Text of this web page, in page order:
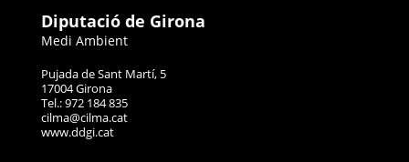
Diputació de Girona
Medi Ambient
Pujada de Sant Martí, 5
17004 Girona
Tel.: 972 184 835
cilma@cilma.cat
www.ddgi.cat